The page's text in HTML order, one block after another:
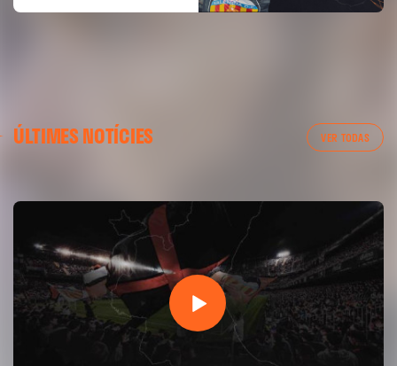
ÚLTIMES NOTÍCIES VER TODAS
ENTRENAMENT DEL VALENCIA CF 7/8/2026